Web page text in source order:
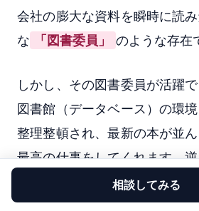
会社の膨大な資料を瞬時に読
な
「図書委員」 のような存在
しかし、その図書委員が活躍
図書館（データベース）の環
整理整頓され、最新の本が並
最高の仕事をしてくれます。
古い雑誌ばかりの図書館では
きません。
相談してみる